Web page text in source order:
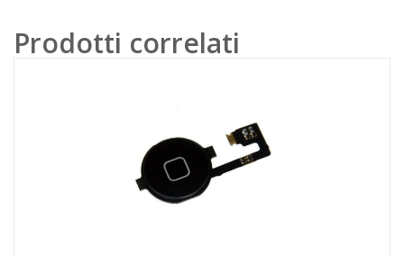
Prodotti correlati